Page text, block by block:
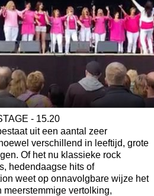
- 15.20
uit een aantal zeer
verschillend in leeftijd, grote
Of het nu klassieke rock
hedendaagse hits of
weet op onnavolgbare wijze het
vertolking,